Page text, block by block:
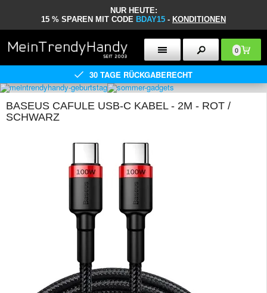
NUR HEUTE:
15 % SPAREN MIT CODE BDAY15 - KONDITIONEN
0
30 TAGE RÜCKGABERECHT
BASEUS CAFULE USB-C KABEL - 2M - ROT /
SCHWARZ